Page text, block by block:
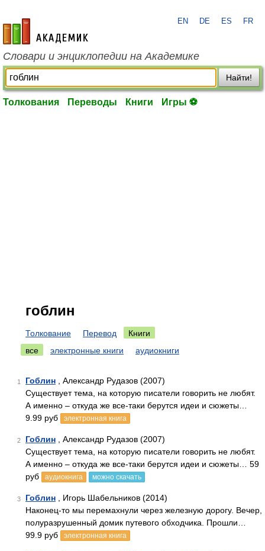
academic.ru
EN DE ES FR
Словари и энциклопедии на Академике
Найти!
Толкования Переводы Книги Игры ⚽
гоблин
Толкование Перевод
Книги
все
электронные книги аудиокниги
1 Гоблин , Александр Рудазов (2007)
Существует тема, на которую писатели говорить не любят.
А именно – откуда же все-таки берутся идеи и сюжеты…
9.99 руб
электронная книга
2 Гоблин , Александр Рудазов (2007)
Существует тема, на которую писатели говорить не любят.
А именно – откуда же все-таки берутся идеи и сюжеты… 59
руб
аудиокнига можно скачать
3 Гоблин , Игорь Шабельников (2014)
Наконец-то мы перемахнули через железную дорогу. Вечер,
полуразрушенный домик путевого обходчика. Прошли…
99.9 руб
электронная книга